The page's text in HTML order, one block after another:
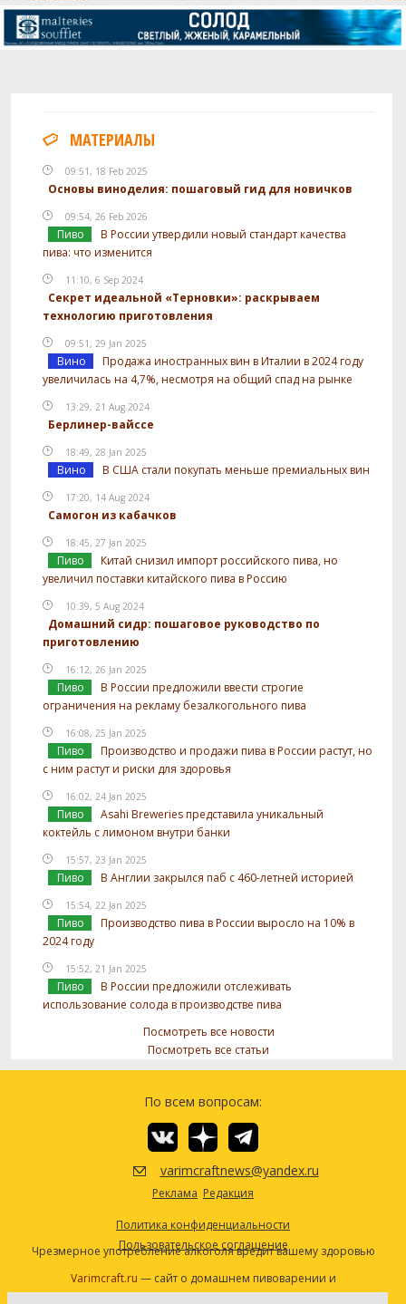
МАТЕРИАЛЫ
09:51, 18 Feb 2025
Основы виноделия: пошаговый гид для новичков
09:54, 26 Feb 2026
Пиво
В России утвердили новый стандарт качества
пива: что изменится
11:10, 6 Sep 2024
Секрет идеальной «Терновки»: раскрываем
технологию приготовления
09:51, 29 Jan 2025
Вино
Продажа иностранных вин в Италии в 2024 году
увеличилась на 4,7%, несмотря на общий спад на рынке
13:29, 21 Aug 2024
Берлинер-вайссе
18:49, 28 Jan 2025
Вино В США стали покупать меньше премиальных вин
17:20, 14 Aug 2024
Самогон из кабачков
18:45, 27 Jan 2025
Пиво
Китай снизил импорт российского пива, но
увеличил поставки китайского пива в Россию
10:39, 5 Aug 2024
Домашний сидр: пошаговое руководство по
приготовлению
16:12, 26 Jan 2025
Пиво
В России предложили ввести строгие
ограничения на рекламу безалкогольного пива
16:08, 25 Jan 2025
Пиво
Производство и продажи пива в России растут, но
с ним растут и риски для здоровья
16:02, 24 Jan 2025
Пиво
Asahi Breweries представила уникальный
коктейль с лимоном внутри банки
15:57, 23 Jan 2025
Пиво В Англии закрылся паб с 460-летней историей
15:54, 22 Jan 2025
Пиво
Производство пива в России выросло на 10% в
2024 году
15:52, 21 Jan 2025
Пиво
В России предложили отслеживать
использование солода в производстве пива
Посмотреть все новости
Посмотреть все статьи
По всем вопросам:
varimcraftnews@yandex.ru
Реклама Редакция
Политика конфиденциальности
Пользовательское соглашение
Чрезмерное употребление алкоголя вредит вашему здоровью
Varimcraft.ru — сайт о домашнем пивоварении и
самогоноварении.